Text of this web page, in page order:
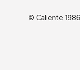
© Caliente